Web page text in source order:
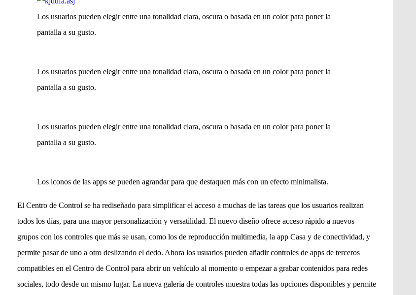
Los usuarios pueden elegir entre una tonalidad clara, oscura o basada en un color para poner la
pantalla a su gusto.
Los usuarios pueden elegir entre una tonalidad clara, oscura o basada en un color para poner la
pantalla a su gusto.
Los usuarios pueden elegir entre una tonalidad clara, oscura o basada en un color para poner la
pantalla a su gusto.
Los iconos de las apps se pueden agrandar para que destaquen más con un efecto minimalista.
El Centro de Control se ha rediseñado para simplificar el acceso a muchas de las tareas que los usuarios realizan
todos los días, para una mayor personalización y versatilidad. El nuevo diseño ofrece acceso rápido a nuevos
grupos con los controles que más se usan, como los de reproducción multimedia, la app Casa y de conectividad, y
permite pasar de uno a otro deslizando el dedo. Ahora los usuarios pueden añadir controles de apps de terceros
compatibles en el Centro de Control para abrir un vehículo al momento o empezar a grabar contenidos para redes
sociales, todo desde un mismo lugar. La nueva galería de controles muestra todas las opciones disponibles y permite